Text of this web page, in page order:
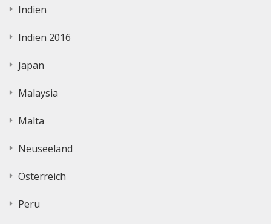
Indien
Indien 2016
Japan
Malaysia
Malta
Neuseeland
Österreich
Peru